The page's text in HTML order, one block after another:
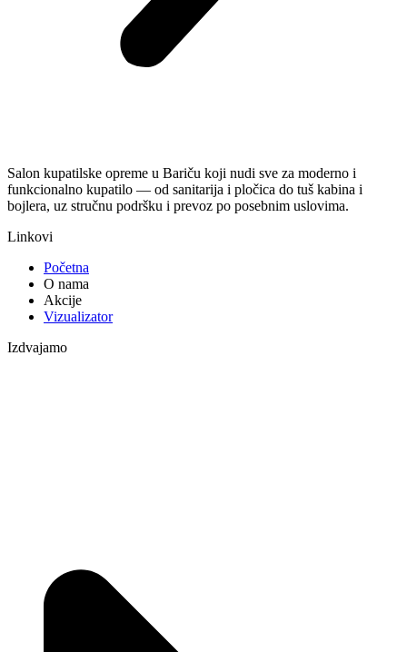
Salon kupatilske opreme u Bariču koji nudi sve za moderno i
funkcionalno kupatilo — od sanitarija i pločica do tuš kabina i
bojlera, uz stručnu podršku i prevoz po posebnim uslovima.
Linkovi
Početna
O nama
Akcije
Vizualizator
Izdvajamo